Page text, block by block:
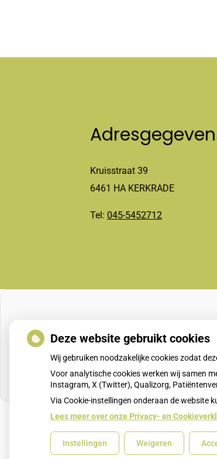
Kruisstraat 39
6461 HA KERKRADE
Tel: 045-5452712
Uw Zorg Online|Beheer
Deze website gebruikt cookies
Wij gebruiken noodzakelijke cookies zodat
Voor analytische cookies werken wij samen
Instagram, X (Twitter), Qualizorg,
Via Cookie-instellingen onderaan de website
Lees meer over onze Privacy- en
Instellingen Weigeren